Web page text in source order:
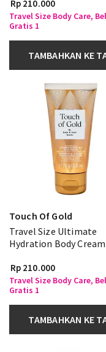
Rp 210.000
Travel Size Body Care,
Gratis 1
TAMBAHKAN KE
Touch Of Gold
Travel Size Ultimate
Hydration Body Cream
Rp 210.000
Travel Size Body Care,
Gratis 1
TAMBAHKAN KE